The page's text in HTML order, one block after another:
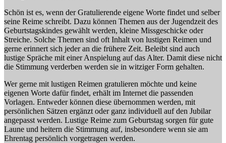
Schön ist es, wenn der Gratulierende eigene Worte findet und selber
seine Reime schreibt. Dazu können Themen aus der Jugendzeit des
Geburtstagskindes gewählt werden, kleine Missgeschicke oder
Streiche. Solche Themen sind oft Inhalt von lustigen Reimen und
gerne erinnert sich jeder an die frühere Zeit. Beleibt sind auch
lustige Spräche mit einer Anspielung auf das Alter. Damit diese nicht
die Stimmung verderben werden sie in witziger Form gehalten.
Wer gerne mit lustigen Reimen gratulieren möchte und keine
eigenen Worte dafür findet, erhält im Internet die passenden
Vorlagen. Entweder können diese übernommen werden, mit
persönlichen Sätzen ergänzt oder ganz individuell auf den Jubilar
angepasst werden. Lustige Reime zum Geburtstag sorgen für gute
Laune und heitern die Stimmung auf, insbesondere wenn sie am
Ehrentag persönlich vorgetragen werden.